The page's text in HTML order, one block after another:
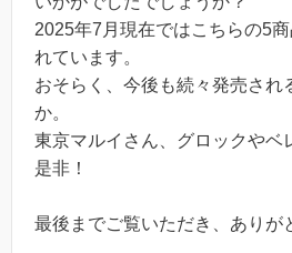
2025年7月現在ではこちらの5
れています。
おそらく、今後も続々発売され
か。
東京マルイさん、グロックやベ
是非！
最後までご覧いただき、ありが